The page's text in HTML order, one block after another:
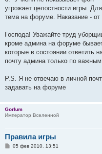
угрожает целостности игры.
тема на форуме. Наказание -
Господа! Уважайте труд
кроме админа на форуме
которые в состоянии ответить
почту админа только по важным
P.S. Я не отвечаю в личной
задавать на форуме
Gorlum
Император Вселенной
Правила игры
С05 фев 2010, 13:51